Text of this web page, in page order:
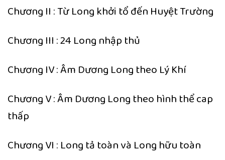
Chương II : Từ Long khởi tổ đến Huyệt Trường
Chương III : 24 Long nhập thủ
Chương IV : Âm Dương Long theo Lý Khí
Chương V : Âm Dương Long theo hình thể cap
thấp
Chương VI : Long tả toàn và Long hữu toàn